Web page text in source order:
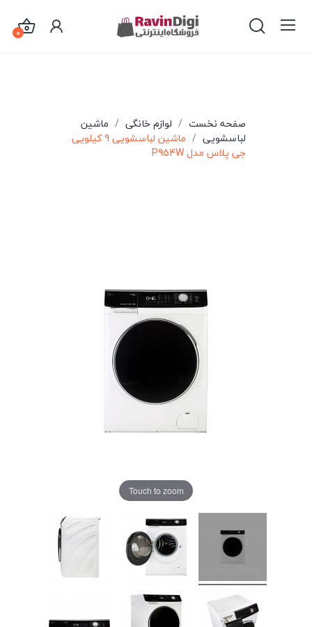
0
صفحه نخست لوازم خانگی
ماشین
لباسشویی
ماشین لباسشویی 9 کیلویی
جی پلاس مدل P954W
Touch to zoom